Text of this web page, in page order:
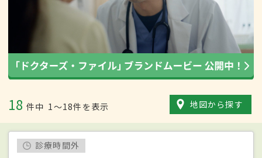
18 件中 1〜18件を表示 地図から探す
診療時間外